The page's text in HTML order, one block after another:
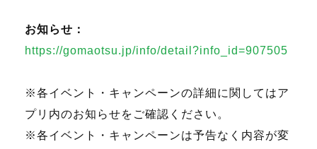
お知らせ：
https://gomaotsu.jp/info/detail?info_id=907505
※各イベント・キャンペーンの詳細に関してはア
プリ内のお知らせをご確認ください。
※各イベント・キャンペーンは予告なく内容が変